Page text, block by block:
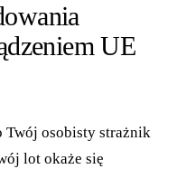
UE
Twój osobisty strażnik
lot okaże się